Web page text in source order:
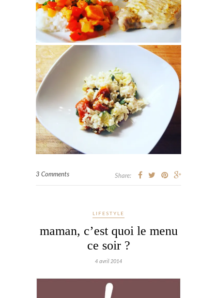
3 Comments Share:
LIFESTYLE
maman, c’est quoi le menu
ce soir ?
4 avril 2014